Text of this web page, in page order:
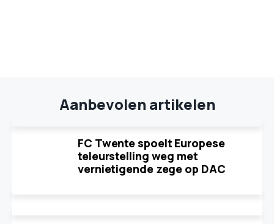
Aanbevolen artikelen
FC Twente spoelt Europese
teleurstelling weg met
vernietigende zege op DAC